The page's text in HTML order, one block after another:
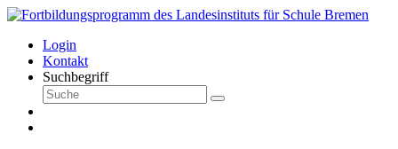
Login
Kontakt
Suchbegriff